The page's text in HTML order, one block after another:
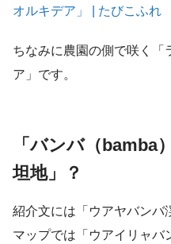
オルキデア」 | たびこふれ
ちなみに農園の側で咲く「
ア」です。
「バンバ（bamba
坦地」？
紹介文には「ウアヤバンバ
マップでは「ウアイリャ